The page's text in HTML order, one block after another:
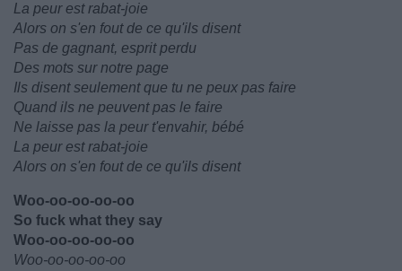
La peur est rabat-joie
Alors on s'en fout de ce qu'ils disent
Pas de gagnant, esprit perdu
Des mots sur notre page
Ils disent seulement que tu ne peux pas faire
Quand ils ne peuvent pas le faire
Ne laisse pas la peur t'envahir, bébé
La peur est rabat-joie
Alors on s'en fout de ce qu'ils disent
Woo-oo-oo-oo-oo
So fuck what they say
Woo-oo-oo-oo-oo
Woo-oo-oo-oo-oo